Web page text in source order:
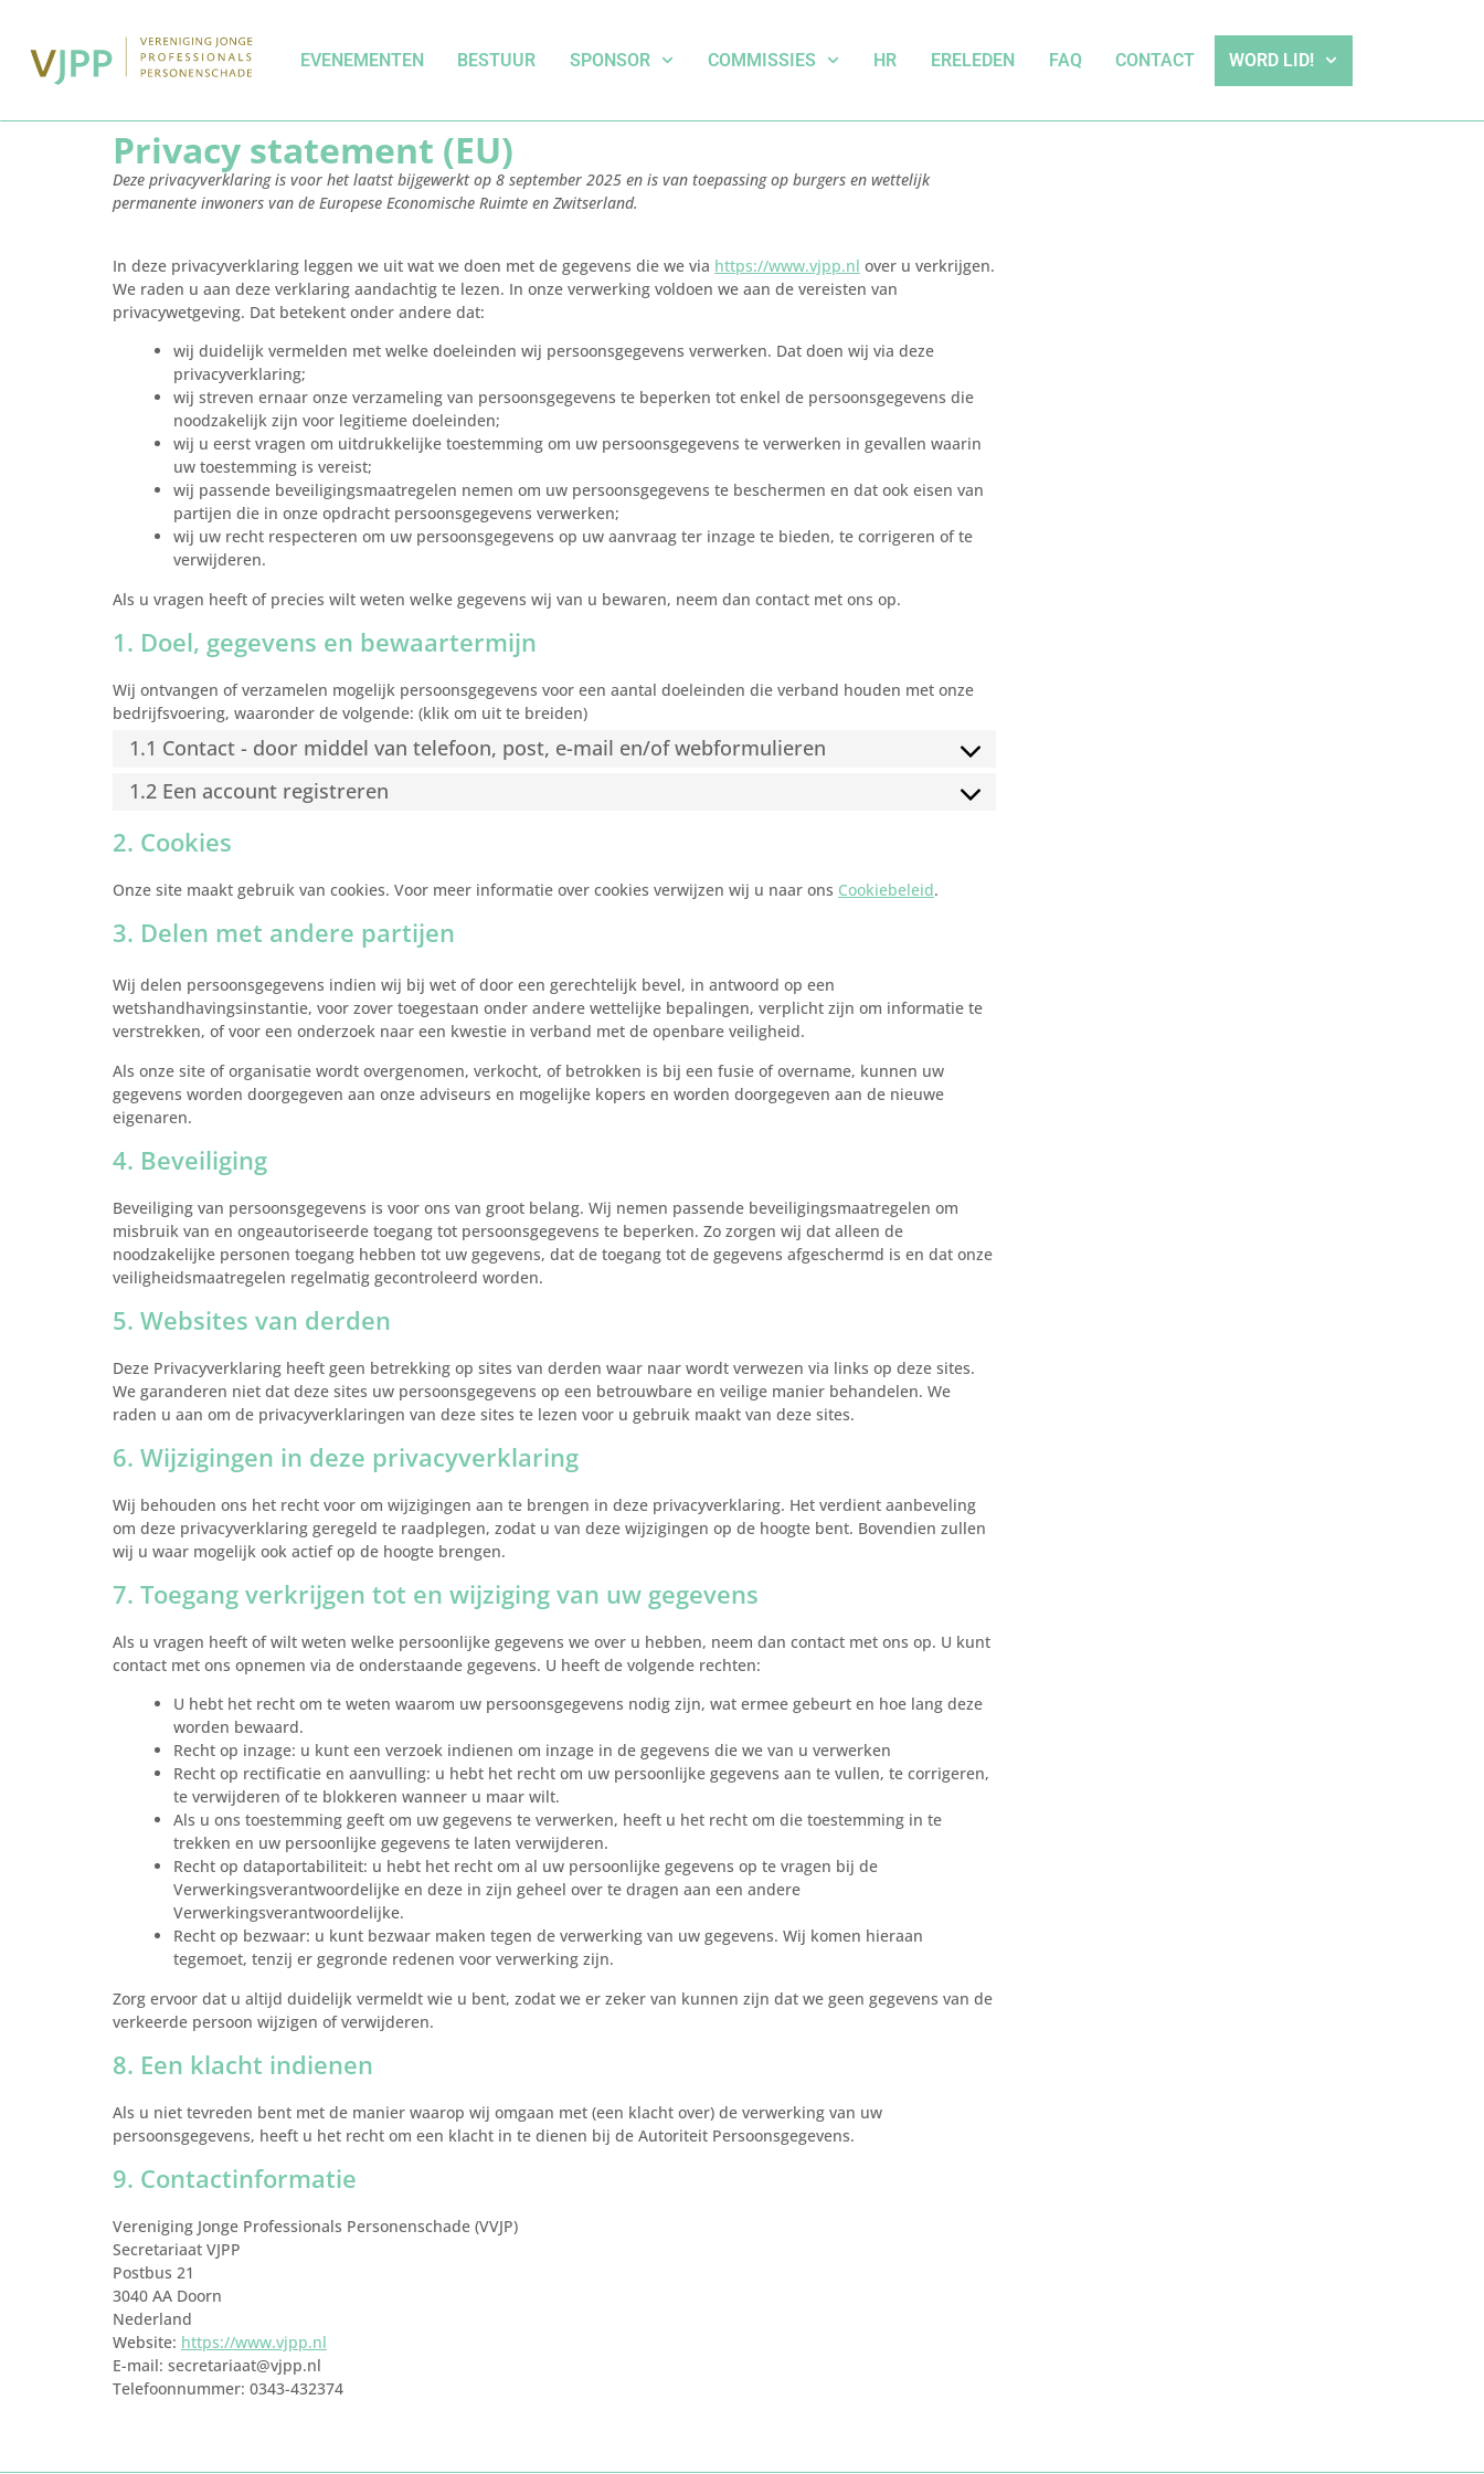
EVENEMENTEN BESTUUR SPONSOR COMMISSIES HR ERELEDEN FAQ CONTACT WORD LID!
Privacy statement (EU)
Deze privacyverklaring is voor het laatst bijgewerkt op 8 september 2025 en is van toepassing op burgers en wettelijk
permanente inwoners van de Europese Economische Ruimte en Zwitserland.
In deze privacyverklaring leggen we uit wat we doen met de gegevens die we via https://www.vjpp.nl over u verkrijgen.
We raden u aan deze verklaring aandachtig te lezen. In onze verwerking voldoen we aan de vereisten van
privacywetgeving. Dat betekent onder andere dat:
wij duidelijk vermelden met welke doeleinden wij persoonsgegevens verwerken. Dat doen wij via deze
privacyverklaring;
wij streven ernaar onze verzameling van persoonsgegevens te beperken tot enkel de persoonsgegevens die
noodzakelijk zijn voor legitieme doeleinden;
wij u eerst vragen om uitdrukkelijke toestemming om uw persoonsgegevens te verwerken in gevallen waarin
uw toestemming is vereist;
wij passende beveiligingsmaatregelen nemen om uw persoonsgegevens te beschermen en dat ook eisen van
partijen die in onze opdracht persoonsgegevens verwerken;
wij uw recht respecteren om uw persoonsgegevens op uw aanvraag ter inzage te bieden, te corrigeren of te
verwijderen.
Als u vragen heeft of precies wilt weten welke gegevens wij van u bewaren, neem dan contact met ons op.
1. Doel, gegevens en bewaartermijn
Wij ontvangen of verzamelen mogelijk persoonsgegevens voor een aantal doeleinden die verband houden met onze
bedrijfsvoering, waaronder de volgende: (klik om uit te breiden)
1.1 Contact - door middel van telefoon, post, e-mail en/of webformulieren
1.2 Een account registreren
2. Cookies
Onze site maakt gebruik van cookies. Voor meer informatie over cookies verwijzen wij u naar ons Cookiebeleid.
3. Delen met andere partijen
Wij delen persoonsgegevens indien wij bij wet of door een gerechtelijk bevel, in antwoord op een
wetshandhavingsinstantie, voor zover toegestaan onder andere wettelijke bepalingen, verplicht zijn om informatie te
verstrekken, of voor een onderzoek naar een kwestie in verband met de openbare veiligheid.
Als onze site of organisatie wordt overgenomen, verkocht, of betrokken is bij een fusie of overname, kunnen uw
gegevens worden doorgegeven aan onze adviseurs en mogelijke kopers en worden doorgegeven aan de nieuwe
eigenaren.
4. Beveiliging
Beveiliging van persoonsgegevens is voor ons van groot belang. Wij nemen passende beveiligingsmaatregelen om
misbruik van en ongeautoriseerde toegang tot persoonsgegevens te beperken. Zo zorgen wij dat alleen de
noodzakelijke personen toegang hebben tot uw gegevens, dat de toegang tot de gegevens afgeschermd is en dat onze
veiligheidsmaatregelen regelmatig gecontroleerd worden.
5. Websites van derden
Deze Privacyverklaring heeft geen betrekking op sites van derden waar naar wordt verwezen via links op deze sites.
We garanderen niet dat deze sites uw persoonsgegevens op een betrouwbare en veilige manier behandelen. We
raden u aan om de privacyverklaringen van deze sites te lezen voor u gebruik maakt van deze sites.
6. Wijzigingen in deze privacyverklaring
Wij behouden ons het recht voor om wijzigingen aan te brengen in deze privacyverklaring. Het verdient aanbeveling
om deze privacyverklaring geregeld te raadplegen, zodat u van deze wijzigingen op de hoogte bent. Bovendien zullen
wij u waar mogelijk ook actief op de hoogte brengen.
7. Toegang verkrijgen tot en wijziging van uw gegevens
Als u vragen heeft of wilt weten welke persoonlijke gegevens we over u hebben, neem dan contact met ons op. U kunt
contact met ons opnemen via de onderstaande gegevens. U heeft de volgende rechten:
U hebt het recht om te weten waarom uw persoonsgegevens nodig zijn, wat ermee gebeurt en hoe lang deze
worden bewaard.
Recht op inzage: u kunt een verzoek indienen om inzage in de gegevens die we van u verwerken
Recht op rectificatie en aanvulling: u hebt het recht om uw persoonlijke gegevens aan te vullen, te corrigeren,
te verwijderen of te blokkeren wanneer u maar wilt.
Als u ons toestemming geeft om uw gegevens te verwerken, heeft u het recht om die toestemming in te
trekken en uw persoonlijke gegevens te laten verwijderen.
Recht op dataportabiliteit: u hebt het recht om al uw persoonlijke gegevens op te vragen bij de
Verwerkingsverantwoordelijke en deze in zijn geheel over te dragen aan een andere
Verwerkingsverantwoordelijke.
Recht op bezwaar: u kunt bezwaar maken tegen de verwerking van uw gegevens. Wij komen hieraan
tegemoet, tenzij er gegronde redenen voor verwerking zijn.
Zorg ervoor dat u altijd duidelijk vermeldt wie u bent, zodat we er zeker van kunnen zijn dat we geen gegevens van de
verkeerde persoon wijzigen of verwijderen.
8. Een klacht indienen
Als u niet tevreden bent met de manier waarop wij omgaan met (een klacht over) de verwerking van uw
persoonsgegevens, heeft u het recht om een klacht in te dienen bij de Autoriteit Persoonsgegevens.
9. Contactinformatie
Vereniging Jonge Professionals Personenschade (VVJP)
Secretariaat VJPP
Postbus 21
3040 AA Doorn
Nederland
Website: https://www.vjpp.nl
E-mail: secretariaat@vjpp.nl
Telefoonnummer: 0343-432374